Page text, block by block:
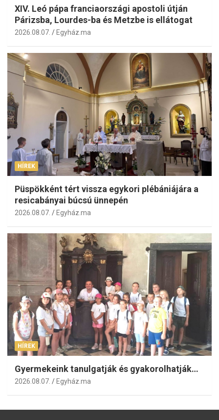
XIV. Leó pápa franciaországi apostoli útján
Párizsba, Lourdes-ba és Metzbe is ellátogat
2026.08.07. Egyház.ma
HÍREK
Püspökként tért vissza egykori plébániájára a
resicabányai búcsú ünnepén
2026.08.07. Egyház.ma
HÍREK
Gyermekeink tanulgatják és gyakorolhatják…
2026.08.07. Egyház.ma